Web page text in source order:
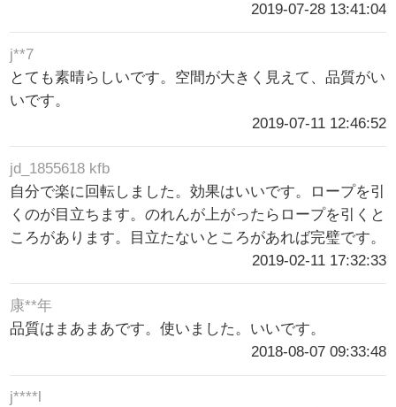
2019-07-28 13:41:04
j**7
とても素晴らしいです。空間が大きく見えて、品質がい
いです。
2019-07-11 12:46:52
jd_1855618 kfb
自分で楽に回転しました。効果はいいです。ロープを引
くのが目立ちます。のれんが上がったらロープを引くと
ころがあります。目立たないところがあれば完璧です。
2019-02-11 17:32:33
康**年
品質はまあまあです。使いました。いいです。
2018-08-07 09:33:48
j****l